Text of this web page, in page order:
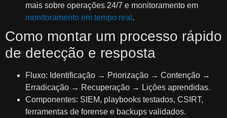
mais sobre operações 24/7 e monitoramento em
monitoramento em tempo real .
Como montar um processo rápido
de detecção e resposta
Fluxo: Identificação → Priorização → Contenção →
Erradicação → Recuperação → Lições aprendidas.
Componentes: SIEM, playbooks testados, CSIRT,
ferramentas de forense e backups validados.